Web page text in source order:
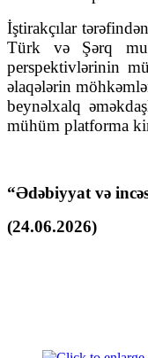
İştirakçılar
Türk və Şərq
perspektivlərinin
əlaqələrin
beynəlxalq
mühüm platforma
“Ədəbiyyat və
(24.06.2026)